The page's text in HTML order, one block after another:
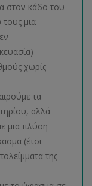
στον κάδο του
μια
χωρίς
τα
αλλά
μια πλύση
(έτσι
της